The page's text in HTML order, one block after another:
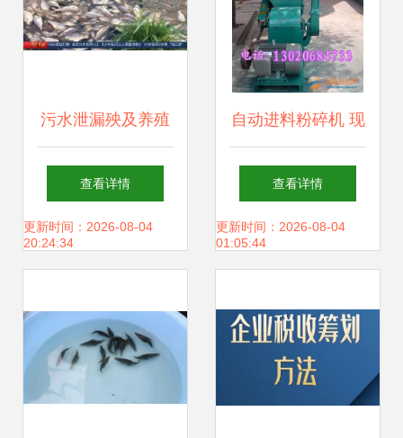
污水泄漏殃及养殖
业，饶平食品厂被
查实却赔偿无门，
何去何从？
查看详情
更新时间：2026-08-04
20:24:34
自动进料粉碎机 现
代畜牧渔业高效生
产的得力助手
查看详情
更新时间：2026-08-04
01:05:44